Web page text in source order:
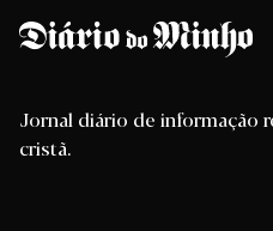
Jornal diário de informação
cristã.